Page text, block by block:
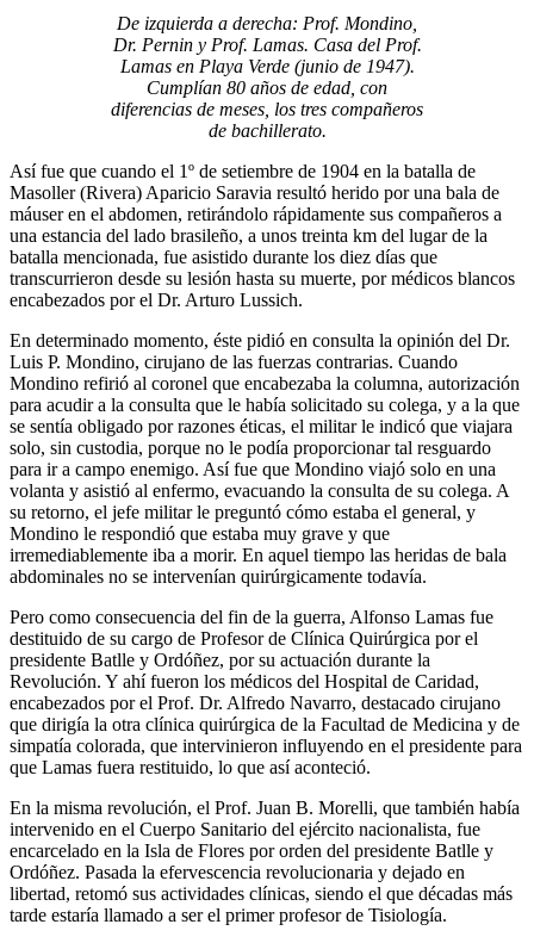
De izquierda a derecha: Prof. Mondino,
Dr. Pernin y Prof. Lamas. Casa delProf.
Lamas en Playa Verde (junio de 1947).
Cumplían 80 años de edad, con
diferencias de meses, los tres compañeros
de bachillerato.
Así fue que cuando el 1º de setiembre de 1904 en la batalla de
Masoller (Rivera) Aparicio Saravia resultó herido por una bala de
máuser en el abdomen, retirándolo rápidamente sus compañeros a
una estancia del lado brasileño, a unos treinta km del lugar de la
batalla mencionada, fue asistido durante los diez días que
transcurrieron desde su lesión hasta su muerte, por médicos blancos
encabezados por el Dr. Arturo Lussich.
En determinado momento, éste pidió en consulta la opinión del Dr.
Luis P. Mondino, cirujano de las fuerzas contrarias. Cuando
Mondino refirió al coronel que encabezaba la columna, autorización
para acudir a la consulta que le había solicitado su colega, y a la que
se sentía obligado por razones éticas, el militar le indicó que viajara
solo, sin custodia, porque no le podía proporcionar tal resguardo
para ir a campo enemigo. Así fue que Mondino viajó solo en una
volanta y asistió al enfermo, evacuando la consulta de su colega. A
su retorno, el jefe militar le preguntó cómo estaba el general, y
Mondino le respondió que estaba muy grave y que
irremediablemente iba a morir. En aquel tiempo las heridas de bala
abdominales no se intervenían quirúrgicamente todavía.
Pero como consecuencia del fin de la guerra, Alfonso Lamas fue
destituido de su cargo de Profesor de Clínica Quirúrgica por el
presidente Batlle y Ordóñez, por su actuación durante la
Revolución. Y ahí fueron los médicos del Hospital de Caridad,
encabezados por el Prof. Dr. Alfredo Navarro, destacado cirujano
que dirigía la otra clínica quirúrgica de la Facultad de Medicina y de
simpatía colorada, que intervinieron influyendo en el presidente para
que Lamas fuera restituido, lo que así aconteció.
En la misma revolución, el Prof. Juan B. Morelli, que también había
intervenido en el Cuerpo Sanitario del ejército nacionalista, fue
encarcelado en la Isla de Flores por orden del presidente Batlle y
Ordóñez. Pasada la efervescencia revolucionaria y dejado en
libertad, retomó sus actividades clínicas, siendo el que décadas más
tarde estaría llamado a ser el primer profesor de Tisiología.